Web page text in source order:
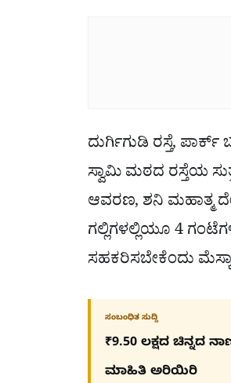
ದುರ್ಗಿಗುಡಿ ರಸ್ತೆ,
ಸ್ವಾಮಿ ಮಠದ ರಸ್ತೆಯ
ಆವರಣ, ಶನಿ ಮಹಾತ್ಮ
ಗಲ್ಲಿಗಳಲ್ಲಿಯೂ 4
ಸಹಕರಿಸಬೇಕೆಂದು
ಸಂಬಂಧಿತ ಸುದ್ದಿ
₹9.50 ಲಕ್ಷದ ಚಿನ್ನದ
ಮಾಹಿತಿ ಅರಿಯಿರಿ